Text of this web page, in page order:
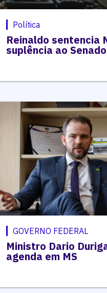
Política
Reinaldo sentencia
suplência ao Senado
GOVERNO FEDERAL
Ministro Dario
agenda em MS